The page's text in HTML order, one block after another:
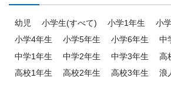
幼児 小学生(すべて) 小学1年生 小
小学4年生
小学5年生 小学6年生
中
中学1年生
中学2年生 中学3年生
高
高校1年生
高校2年生 高校3年生 浪